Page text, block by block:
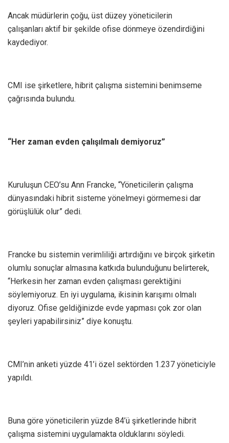
Ancak müdürlerin çoğu, üst düzey yöneticilerin
çalışanları aktif bir şekilde ofise dönmeye özendirdiğini
kaydediyor.
CMI ise şirketlere, hibrit çalışma sistemini benimseme
çağrısında bulundu.
“Her zaman evden çalışılmalı demiyoruz”
Kuruluşun CEO’su Ann Francke, “Yöneticilerin çalışma
dünyasındaki hibrit sisteme yönelmeyi görmemesi dar
görüşlülük olur” dedi.
Francke bu sistemin verimliliği artırdığını ve birçok şirketin
olumlu sonuçlar almasına katkıda bulunduğunu belirterek,
“Herkesin her zaman evden çalışması gerektiğini
söylemiyoruz. En iyi uygulama, ikisinin karışımı olmalı
diyoruz. Ofise geldiğinizde evde yapması çok zor olan
şeyleri yapabilirsiniz” diye konuştu.
CMI’nin anketi yüzde 41’i özel sektörden 1.237 yöneticiyle
yapıldı.
Buna göre yöneticilerin yüzde 84’ü şirketlerinde hibrit
çalışma sistemini uygulamakta olduklarını söyledi.